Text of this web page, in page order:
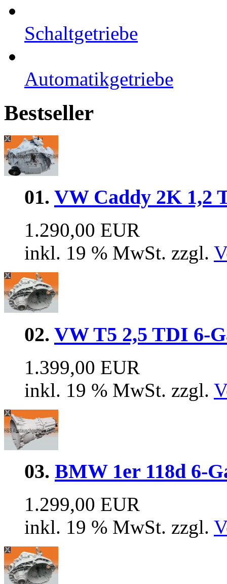
Schaltgetriebe
Automatikgetriebe
Bestseller
01. VW Caddy 2K 1,2
1.290,00 EUR
inkl. 19 % MwSt. zzgl.
02. VW T5 2,5 TDI 6-
1.399,00 EUR
inkl. 19 % MwSt. zzgl.
03. BMW 1er 118d 6-
1.299,00 EUR
inkl. 19 % MwSt. zzgl.